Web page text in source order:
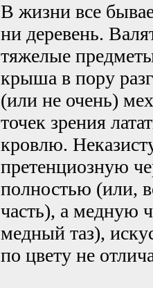
В жизни все
ни деревень.
тяжелые
крыша в пору
(или не очень)
точек зрения
кровлю.
претенциозную
полностью (или,
часть), а медную
медный таз),
по цвету не